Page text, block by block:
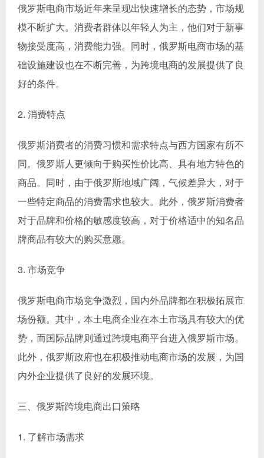
俄罗斯电商市场近年来呈现出快速增长的态势，市场规
模不断扩大。消费者群体以年轻人为主，他们对于新事
物接受度高，消费能力强。同时，俄罗斯电商市场的基
础设施建设也在不断完善，为跨境电商的发展提供了良
好的条件。
2. 消费特点
俄罗斯消费者的消费习惯和需求特点与西方国家有所不
同。俄罗斯人更倾向于购买性价比高、具有地方特色的
商品。同时，由于俄罗斯地域广阔，气候差异大，对于
一些特定商品的消费需求也较大。此外，俄罗斯消费者
对于品牌和价格的敏感度较高，对于价格适中的知名品
牌商品有较大的购买意愿。
3. 市场竞争
俄罗斯电商市场竞争激烈，国内外品牌都在积极拓展市
场份额。其中，本土电商企业在本土市场具有较大的优
势，而国际品牌则通过跨境电商平台进入俄罗斯市场。
此外，俄罗斯政府也在积极推动电商市场的发展，为国
内外企业提供了良好的发展环境。
三、俄罗斯跨境电商出口策略
1. 了解市场需求